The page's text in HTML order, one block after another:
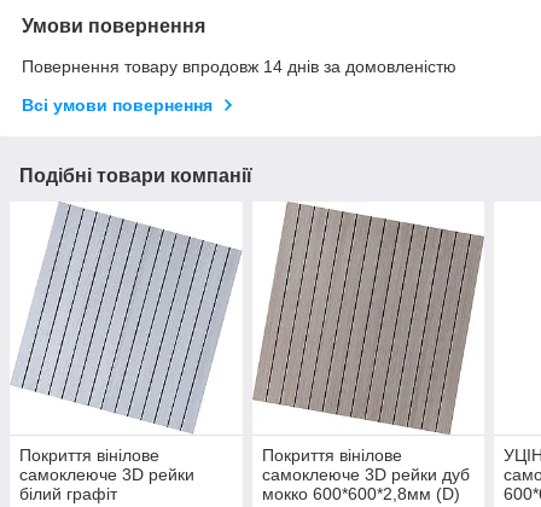
Умови повернення
Повернення товару впродовж 14 днів за домовленістю
Всі умови повернення
Подібні товари компанії
Покриття вінілове
самоклеюче 3D рейки
білий графіт
Покриття вінілове
самоклеюче 3D рейки дуб
мокко 600*600*2,8мм (D)